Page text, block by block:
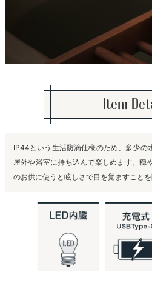
Item
IP44という生活防滴仕様のため、多少の
屋外や浴室に持ち込んで楽しめます。穏
のお供に使うと眩しさで目を覚ますことを